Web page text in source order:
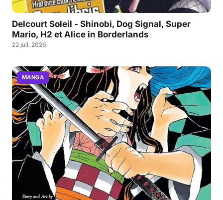
Delcourt Soleil - Shinobi, Dog Signal, Super
Mario, H2 et Alice in Borderlands
22 juil. 2026
MANGA